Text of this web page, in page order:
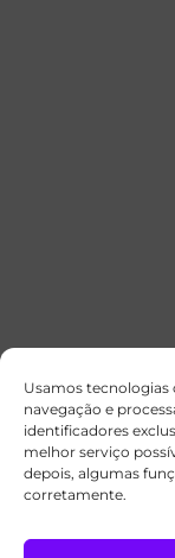
Usamos tecnologias
navegação e
identificadores
melhor serviço
depois, algumas
corretamente.